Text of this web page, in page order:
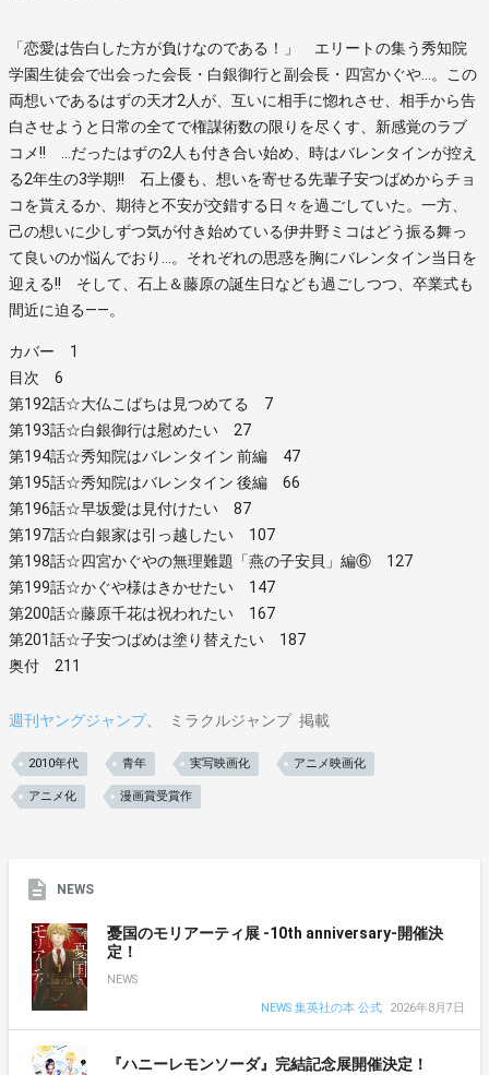
「恋愛は告白した方が負けなのである！」 エリートの集う秀知院
学園生徒会で出会った会長・白銀御行と副会長・四宮かぐや…。この
両想いであるはずの天才2人が、互いに相手に惚れさせ、相手から告
白させようと日常の全てで権謀術数の限りを尽くす、新感覚のラブ
コメ!! …だったはずの2人も付き合い始め、時はバレンタインが控え
る2年生の3学期!! 石上優も、想いを寄せる先輩子安つばめからチョ
コを貰えるか、期待と不安が交錯する日々を過ごしていた。一方、
己の想いに少しずつ気が付き始めている伊井野ミコはどう振る舞っ
て良いのか悩んでおり…。それぞれの思惑を胸にバレンタイン当日を
迎える!! そして、石上＆藤原の誕生日なども過ごしつつ、卒業式も
間近に迫る――。
カバー 1
目次 6
第192話☆大仏こばちは見つめてる 7
第193話☆白銀御行は慰めたい 27
第194話☆秀知院はバレンタイン 前編 47
第195話☆秀知院はバレンタイン 後編 66
第196話☆早坂愛は見付けたい 87
第197話☆白銀家は引っ越したい 107
第198話☆四宮かぐやの無理難題「燕の子安貝」編⑥ 127
第199話☆かぐや様はきかせたい 147
第200話☆藤原千花は祝われたい 167
第201話☆子安つばめは塗り替えたい 187
奥付 211
週刊ヤングジャンプ ミラクルジャンプ 掲載
2010年代 青年 実写映画化 アニメ映画化
アニメ化 漫画賞受賞作
NEWS
憂国のモリアーティ展 -10th anniversary-開催決
定！
NEWS
NEWS 集英社の本 公式
2026年8月7日
『ハニーレモンソーダ』完結記念展開催決定！